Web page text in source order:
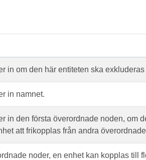
in om den här entiteten ska
in namnet.
in den första överordnade noden, om
att frikopplas från andra
noder, en enhet kan kopplas till